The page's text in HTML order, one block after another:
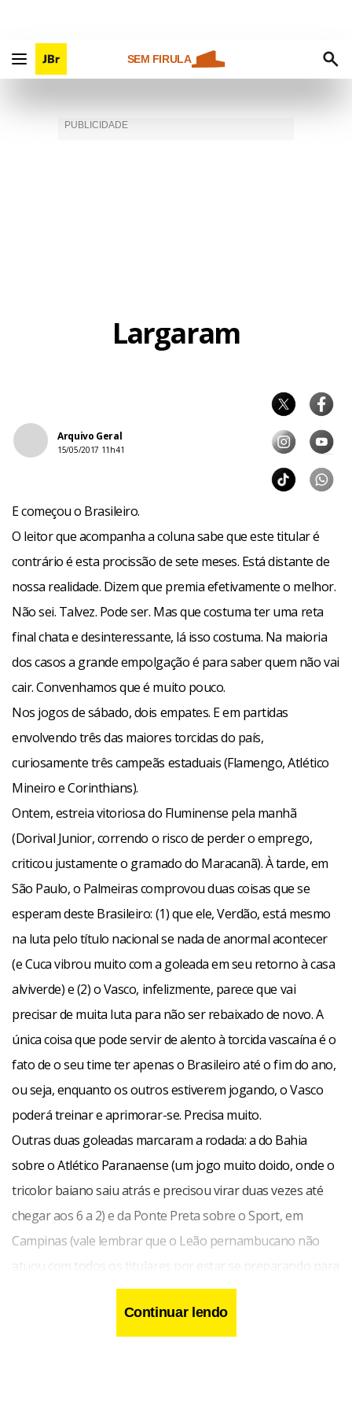
SEM FIRULA
Largaram
Arquivo Geral
15/05/2017 11h41
E começou o Brasileiro.
O leitor que acompanha a coluna sabe que este titular é
contrário é esta procissão de sete meses. Está distante de
nossa realidade. Dizem que premia efetivamente o melhor.
Não sei. Talvez. Pode ser. Mas que costuma ter uma reta
final chata e desinteressante, lá isso costuma. Na maioria
dos casos a grande empolgação é para saber quem não vai
cair. Convenhamos que é muito pouco.
Nos jogos de sábado, dois empates. E em partidas
envolvendo três das maiores torcidas do país,
curiosamente três campeãs estaduais (Flamengo, Atlético
Mineiro e Corinthians).
Ontem, estreia vitoriosa do Fluminense pela manhã
(Dorival Junior, correndo o risco de perder o emprego,
criticou justamente o gramado do Maracanã). À tarde, em
São Paulo, o Palmeiras comprovou duas coisas que se
esperam deste Brasileiro: (1) que ele, Verdão, está mesmo
na luta pelo título nacional se nada de anormal acontecer
(e Cuca vibrou muito com a goleada em seu retorno à casa
alviverde) e (2) o Vasco, infelizmente, parece que vai
precisar de muita luta para não ser rebaixado de novo. A
única coisa que pode servir de alento à torcida vascaína é o
fato de o seu time ter apenas o Brasileiro até o fim do ano,
ou seja, enquanto os outros estiverem jogando, o Vasco
poderá treinar e aprimorar-se. Precisa muito.
Outras duas goleadas marcaram a rodada: a do Bahia
sobre o Atlético Paranaense (um jogo muito doido, onde o
tricolor baiano saiu atrás e precisou virar duas vezes até
chegar aos 6 a 2) e da Ponte Preta sobre o Sport, em
Campinas (vale lembrar que o Leão pernambucano não
atuou com todos os titulares por estar se preparando para
a final da Copa do Nordeste).
Resumindo: os favoritos estão confirmando, os
ameaçados, também.
Continuar lendo